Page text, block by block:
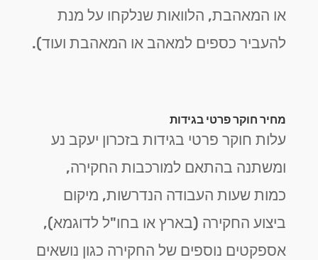
או המאהבת, הלוואות שנלקחו על מנת
להעביר כספים למאהב או המאהבת ועוד).
מחיר חוקר פרטי בגידות
עלות חוקר פרטי בגידות בזכרון יעקב נע
ומשתנה בהתאם למורכבות החקירה,
כמות שעות העבודה הנדרשות, מיקום
ביצוע החקירה (בארץ או בחו"ל לדוגמא),
אספקטים נוספים של החקירה כגון נושאים